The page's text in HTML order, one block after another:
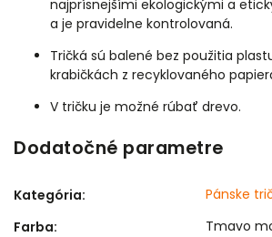
najprísnejšími ekologickými a
a je pravidelne kontrolovaná.
Tričká sú balené bez použitia
krabičkách z recyklovaného
V tričku je možné rúbať drevo.
Dodatočné parametre
Kategória:
Pánske
Farba:
Tmavo